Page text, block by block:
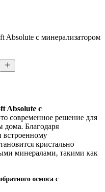
Absolute с минерализатором
Absolute с
современное решение для
дома. Благодаря
встроенному
кристально
минералами, такими как
осмоса с